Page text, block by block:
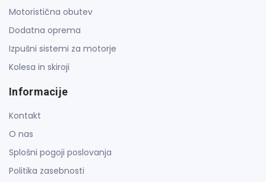
Motoristična obutev
Dodatna oprema
Izpušni sistemi za motorje
Kolesa in skiroji
Informacije
Kontakt
O nas
Splošni pogoji poslovanja
Politika zasebnosti